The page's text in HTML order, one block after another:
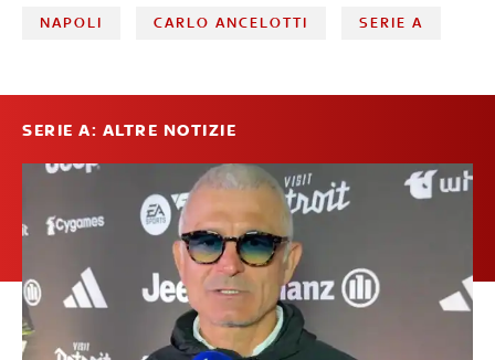
NAPOLI CARLO ANCELOTTI SERIE A
SERIE A: ALTRE NOTIZIE